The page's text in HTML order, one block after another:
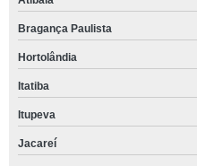
Bragança Paulista
Hortolândia
Itatiba
Itupeva
Jacareí